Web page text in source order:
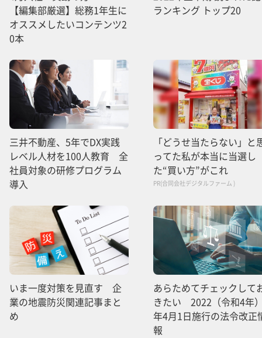
【編集部厳選】総務1年生に
オススメしたいコンテンツ2
0本
ランキング トップ20
三井不動産、5年でDX実践
レベル人材を100人教育 全
社員対象の研修プログラム
導入
「どうせ当たらない」と
ってた私が本当に当選し
た“買い方”がこれ
PR(合同会社デジタルファーム )
いま一度対策を見直す 企
業の地震防災関連記事まと
め
あらためてチェックして
きたい 2022（令和4年
年4月1日施行の法令改正
報